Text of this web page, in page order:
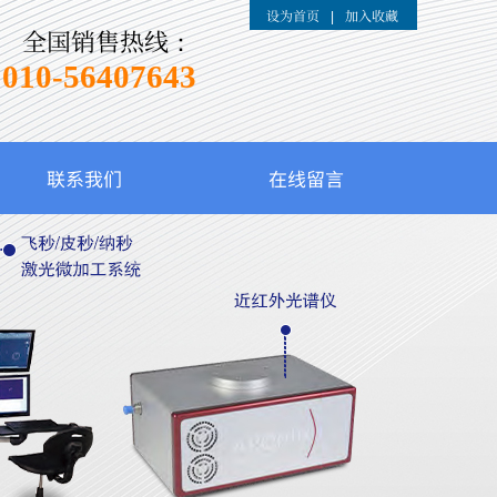
设为首页 加入收藏
全国销售热线：
010-56407643
联系我们 在线留言